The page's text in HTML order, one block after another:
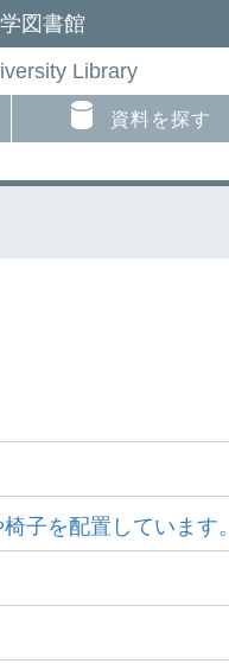
図書館
Library
資料を探す
子を配置しています。